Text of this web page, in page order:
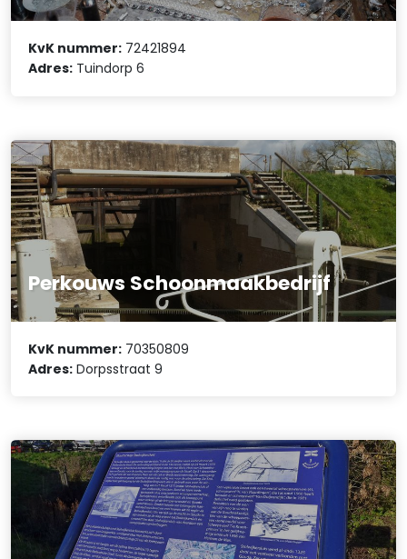
KvK nummer: 72421894
Adres: Tuindorp 6
Perkouws Schoonmaakbedrijf
KvK nummer: 70350809
Adres: Dorpsstraat 9